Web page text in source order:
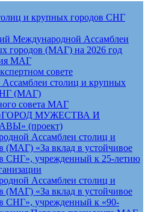
и крупных городов СНГ
Международной Ассамблеи
городов (МАГ) на 2026 год
МАГ
совете
столиц и крупных
(МАГ)
совета МАГ
МУЖЕСТВА И
(проект)
Ассамблеи столиц и
(МАГ) «За вклад в устойчивое
СНГ», учрежденный к 25-летию
Ассамблеи столиц и
(МАГ) «За вклад в устойчивое
СНГ», учрежденный к «90-